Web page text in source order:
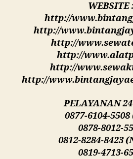
WEBSITE
http://
http://
http://
http://
http://
http://
PELAYANAN
0877-6104-
0878-8012-
0812-8284-8423
0819-4713-